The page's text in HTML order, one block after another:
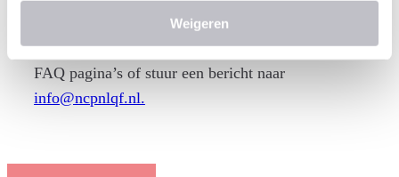
Weigeren
Staat je vraag er niet tussen? Bekijk ook de andere
FAQ pagina’s of stuur een bericht naar
info@ncpnlqf.nl.